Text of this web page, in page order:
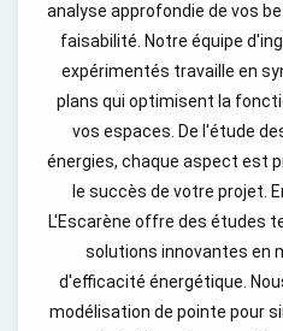
analyse approfondie de vos
faisabilité. Notre équipe
expérimentés travaille en
plans qui optimisent la
vos espaces. De l'étude
énergies, chaque aspect est
le succès de votre projet.
L'Escarène offre des études
solutions innovantes en
d'efficacité énergétique.
modélisation de pointe pour